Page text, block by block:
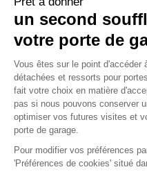
Mandrins pour
ressorts Hörmann de
diamètre intérieur
95mm